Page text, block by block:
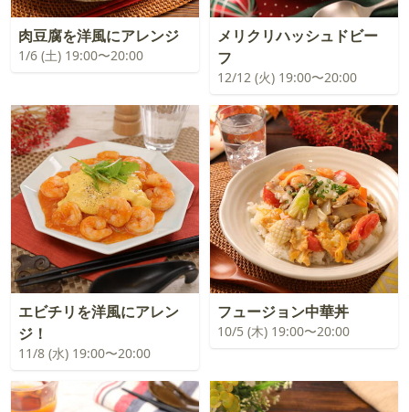
肉豆腐を洋風にアレンジ
1/6 (土) 19:00〜20:00
メリクリハッシュドビー
フ
12/12 (火) 19:00〜20:00
エビチリを洋風にアレン
ジ！
11/8 (水) 19:00〜20:00
フュージョン中華丼
10/5 (木) 19:00〜20:00